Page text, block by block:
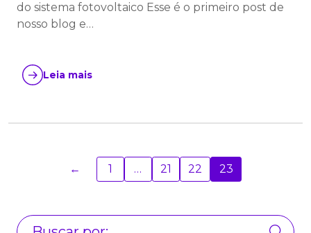
do sistema fotovoltaico Esse é o primeiro post de
nosso blog e…
Leia mais
← 1 … 21 22 23